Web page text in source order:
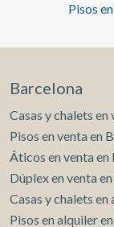
Pisos
Barcelona
Casas y chalets
Pisos en venta en
Áticos en venta en
Dúplex en venta
Casas y chalets
Pisos en alquiler